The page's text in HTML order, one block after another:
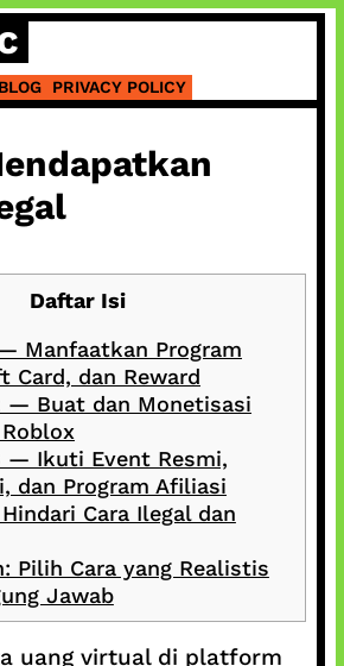
BLOG PRIVACY POLICY
Daftar Isi
Manfaatkan Program
Card, dan Reward
— Buat dan Monetisasi
— Ikuti Event Resmi,
dan Program Afiliasi
Cara Ilegal dan
Pilih Cara yang Realistis
Jawab
uang virtual di platform